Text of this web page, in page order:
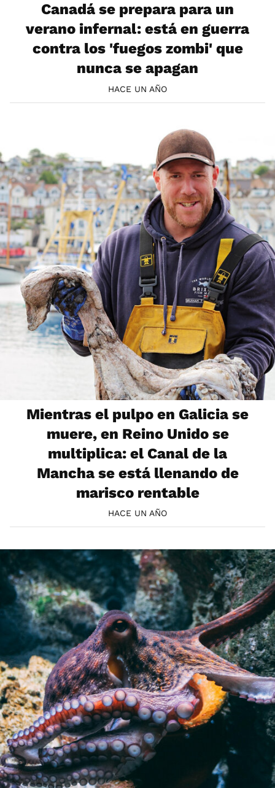
Canadá se prepara para un
verano infernal: está en guerra
contra los 'fuegos zombi' que
nunca se apagan
HACE UN AÑO
Mientras el pulpo en Galicia se
muere, en Reino Unido se
multiplica: el Canal de la
Mancha se está llenando de
marisco rentable
HACE UN AÑO